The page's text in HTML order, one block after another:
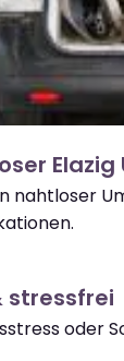
Elazig
nahtloser
stressfrei
oder